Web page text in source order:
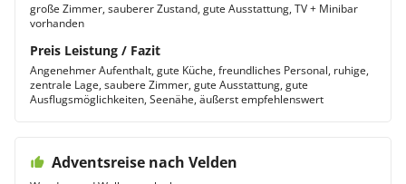
große Zimmer, sauberer Zustand, gute Ausstattung, TV + Minibar
vorhanden
Preis Leistung / Fazit
Angenehmer Aufenthalt, gute Küche, freundliches Personal, ruhige,
zentrale Lage, saubere Zimmer, gute Ausstattung, gute
Ausflugsmöglichkeiten, Seenähe, äußerst empfehlenswert
Adventsreise nach Velden